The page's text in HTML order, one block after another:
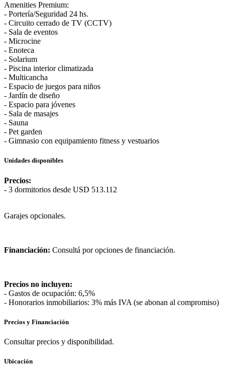
Amenities Premium:
- Portería/Seguridad 24 hs.
- Circuito cerrado de TV (CCTV)
- Sala de eventos
- Microcine
- Enoteca
- Solarium
- Piscina interior climatizada
- Multicancha
- Espacio de juegos para niños
- Jardín de diseño
- Espacio para jóvenes
- Sala de masajes
- Sauna
- Pet garden
- Gimnasio con equipamiento fitness y vestuarios
Unidades disponibles
Precios:
- 3 dormitorios desde USD 513.112
Garajes opcionales.
Financiación: Consultá por opciones de financiación.
Precios no incluyen:
- Gastos de ocupación: 6,5%
- Honorarios inmobiliarios: 3% más IVA (se abonan al compromiso)
Precios y Financiación
Consultar precios y disponibilidad.
Ubicación